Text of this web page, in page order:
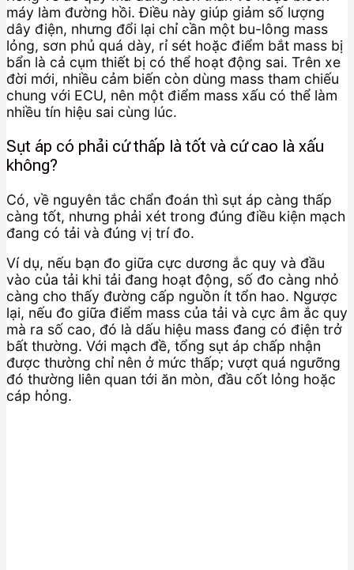
máy làm đường hồi. Điều này giúp giảm số lượng
dây điện, nhưng đổi lại chỉ cần một bu-lông mass
lỏng, sơn phủ quá dày, rỉ sét hoặc điểm bắt mass bị
bẩn là cả cụm thiết bị có thể hoạt động sai. Trên xe
đời mới, nhiều cảm biến còn dùng mass tham chiếu
chung với ECU, nên một điểm mass xấu có thể làm
nhiều tín hiệu sai cùng lúc.
Sụt áp có phải cứ thấp là tốt và cứ cao là xấu
không?
Có, về nguyên tắc chẩn đoán thì sụt áp càng thấp
càng tốt, nhưng phải xét trong đúng điều kiện mạch
đang có tải và đúng vị trí đo.
Ví dụ, nếu bạn đo giữa cực dương ắc quy và đầu
vào của tải khi tải đang hoạt động, số đo càng nhỏ
càng cho thấy đường cấp nguồn ít tổn hao. Ngược
lại, nếu đo giữa điểm mass của tải và cực âm ắc quy
mà ra số cao, đó là dấu hiệu mass đang có điện trở
bất thường. Với mạch đề, tổng sụt áp chấp nhận
được thường chỉ nên ở mức thấp; vượt quá ngưỡng
đó thường liên quan tới ăn mòn, đầu cốt lỏng hoặc
cáp hỏng.